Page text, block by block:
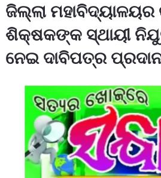
ଜିଲ୍ଲା ମହାବିଦ୍ୟାଳୟର
ଶିକ୍ଷକଙ୍କ ସ୍ଥାୟୀ
ନେଇ ଦାବିପତ୍ର